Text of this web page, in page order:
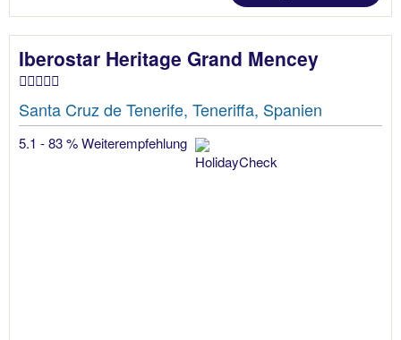
Iberostar Heritage Grand Mencey
Santa Cruz de Tenerife, Teneriffa, Spanien
5.1 - 83 % Weiterempfehlung